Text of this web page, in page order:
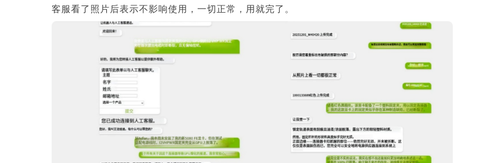
客服看了照片后表示不影响使用，一切正常，用就完了。